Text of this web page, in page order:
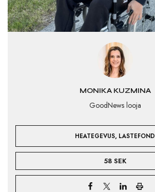
MONIKA KUZMINA
GoodNews looja
HEATEGEVUS, LASTEFOND
58 SEK